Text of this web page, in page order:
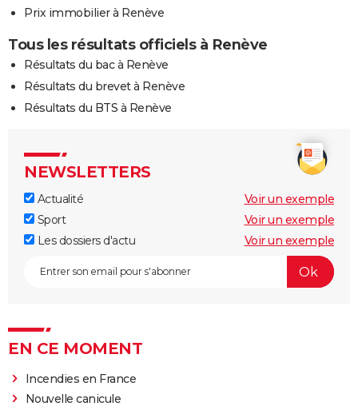
Prix immobilier à Renève
Tous les résultats officiels à Renève
Résultats du bac à Renève
Résultats du brevet à Renève
Résultats du BTS à Renève
NEWSLETTERS
Actualité
Voir un exemple
Sport
Voir un exemple
Les dossiers d'actu
Voir un exemple
EN CE MOMENT
Incendies en France
Nouvelle canicule